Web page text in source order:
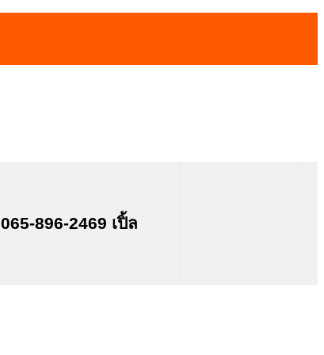
065-896-2469 เปิ้ล